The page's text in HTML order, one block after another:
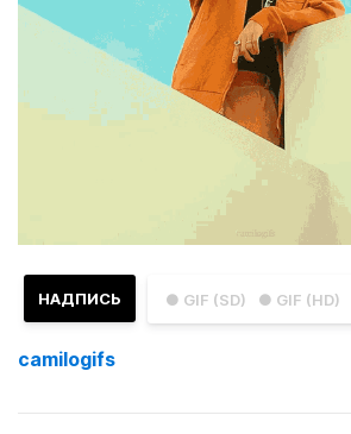
● GIF (SD) ● GIF (HD)
НАДПИСЬ
camilogifs